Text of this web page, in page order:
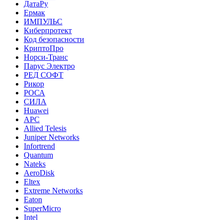
ДатаРу
Ермак
ИМПУЛЬС
Киберпротект
Код безопасности
КриптоПро
Норси-Транс
Парус Электро
РЕД СОФТ
Рикор
РОСА
СИЛА
Huawei
APC
Allied Telesis
Juniper Networks
Infortrend
Quantum
Nateks
AeroDisk
Eltex
Extreme Networks
Eaton
SuperMicro
Intel